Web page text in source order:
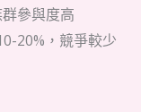
參與度高
20%，競爭較少